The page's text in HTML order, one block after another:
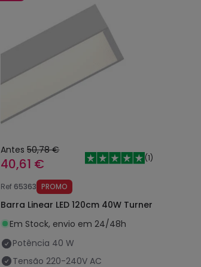
Antes 50,78 €
40,61 € (1)
Ref 65363 PROMO
Barra Linear LED 120cm 40W Turner
Em Stock, envio em 24/48h
Potência 40 W
Tensão 220-240V AC